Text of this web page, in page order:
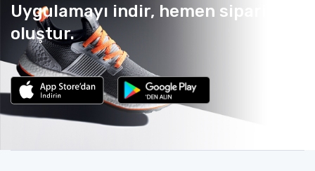
Uygulamayı indir, hemen sipariş
oluştur.